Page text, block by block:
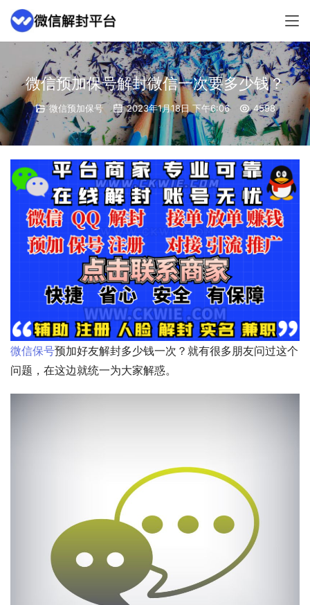
微信预加保号解封微信一次要多少钱？
微信预加保号 2023年1月18日 下午6:06 4598
微信保号预加好友解封多少钱一次？就有很多朋友问过这个
问题，在这边就统一为大家解惑。